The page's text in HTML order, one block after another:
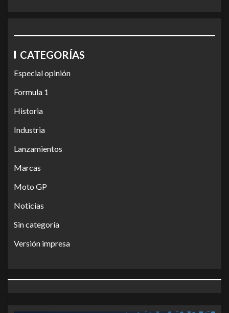
CATEGORÍAS
Especial opinión
Formula 1
Historia
Industria
Lanzamientos
Marcas
Moto GP
Noticias
Sin categoría
Versión impresa